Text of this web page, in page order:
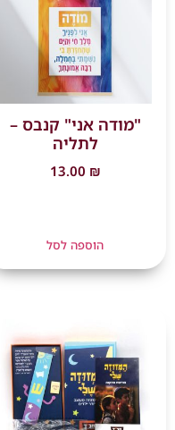
"מודה אני" קנבס –
לתליה
13.00 ₪
הוספה לסל